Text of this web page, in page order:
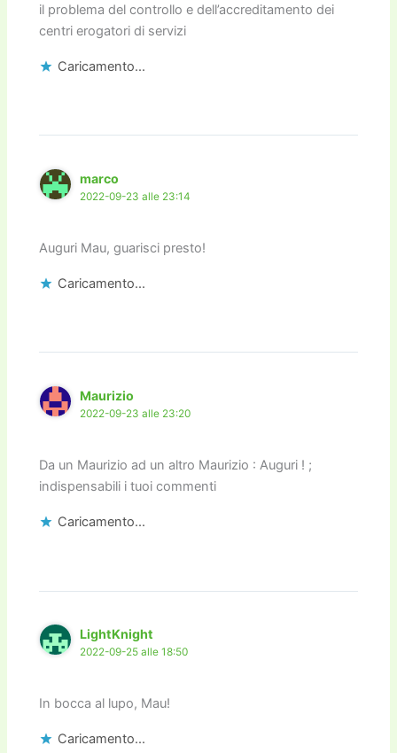
il problema del controllo e dell’accreditamento dei
centri erogatori di servizi
Caricamento...
marco
2022-09-23 alle 23:14
Auguri Mau, guarisci presto!
Caricamento...
Maurizio
2022-09-23 alle 23:20
Da un Maurizio ad un altro Maurizio : Auguri ! ;
indispensabili i tuoi commenti
Caricamento...
LightKnight
2022-09-25 alle 18:50
In bocca al lupo, Mau!
Caricamento...